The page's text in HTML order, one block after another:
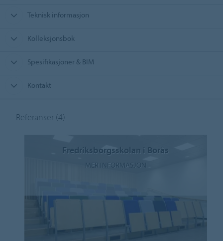
Teknisk informasjon
Kolleksjonsbok
Spesifikasjoner & BIM
Kontakt
Referanser (4)
Fredriksborgsskolan i Borås
MER INFORMASJON